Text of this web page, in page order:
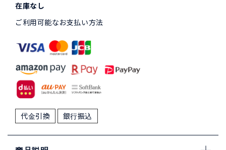
在庫なし
ご利用可能なお支払い方法
代金引換 銀行振込